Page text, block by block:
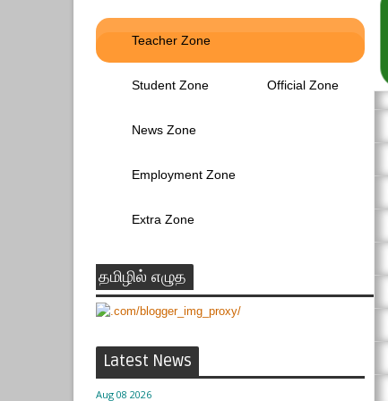
Teacher Zone
Student Zone Official Zone
News Zone
Employment Zone
Extra Zone
தமிழில் எழுத
Latest News
Aug 08 2026